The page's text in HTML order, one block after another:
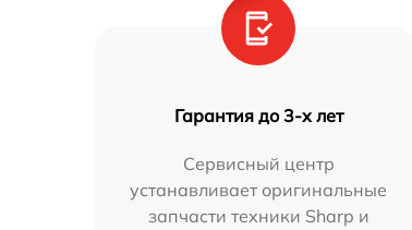
Гарантия до 3-х лет
Сервисный центр
устанавливает оригинальные
запчасти техники Sharp и